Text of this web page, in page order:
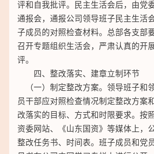
评和自我批评。民主生活会后，由党
通报会，通报公司领导班子民主生活
子成员的对照检查材料。总部各支部
召开专题组织生活会，严肃认真的开
评。
四、整改落实、建章立制环节
（一）制定整改方案。领导班子和
员干部应对照检查情况制定整改方案
改落实的目标、方式和时限要求。按
资委网站、《山东国资》等媒体上，
整改任务书、时间表。班子成员和党